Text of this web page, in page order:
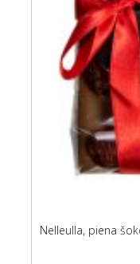
Nelleulla, piena